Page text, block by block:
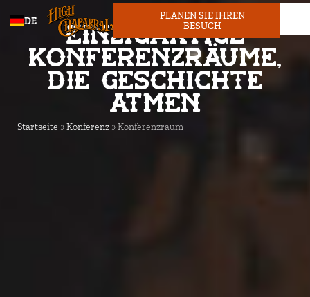
DE
PLANEN SIE IHREN
BESUCH
TICKET
Einzigartige
Konferenzräume,
die Geschichte
atmen
Startseite »Konferenz »Konferenzraum